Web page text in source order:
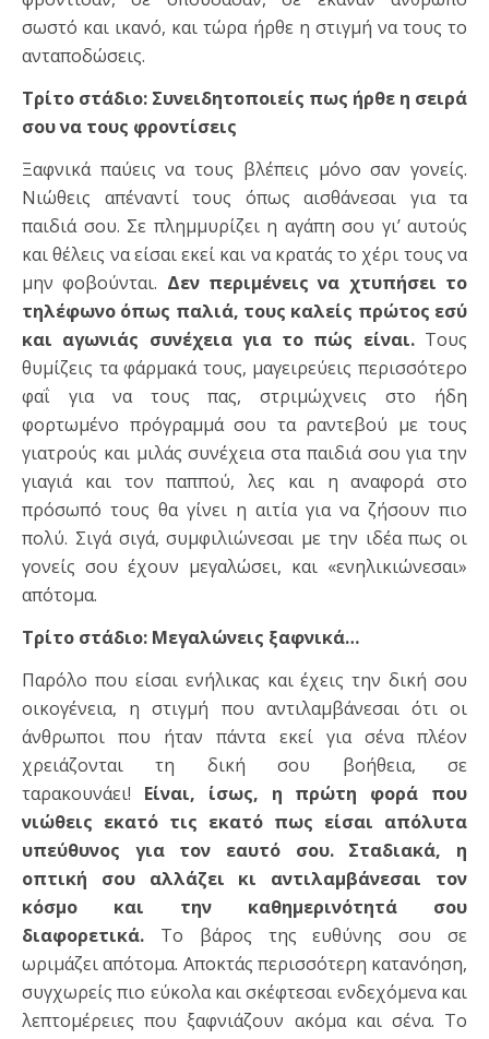
σωστό και ικανό, και τώρα ήρθε η στιγμή να τους το
ανταποδώσεις.
Τρίτο στάδιο: Συνειδητοποιείς πως ήρθε η σειρά
σου να τους φροντίσεις
Ξαφνικά παύεις να τους βλέπεις μόνο σαν γονείς.
Νιώθεις απέναντί τους όπως αισθάνεσαι για τα
παιδιά σου. Σε πλημμυρίζει η αγάπη σου γι’ αυτούς
και θέλεις να είσαι εκεί και να κρατάς το χέρι τους να
μην φοβούνται. Δεν περιμένεις να χτυπήσει το
τηλέφωνο όπως παλιά, τους καλείς πρώτος εσύ
και αγωνιάς συνέχεια για το πώς είναι.Τους
θυμίζεις τα φάρμακά τους, μαγειρεύεις περισσότερο
φαΐ για να τους πας, στριμώχνεις στο ήδη
φορτωμένο πρόγραμμά σου τα ραντεβού με τους
γιατρούς και μιλάς συνέχεια στα παιδιά σου για την
γιαγιά και τον παππού, λες και η αναφορά στο
πρόσωπό τους θα γίνει η αιτία για να ζήσουν πιο
πολύ. Σιγά σιγά, συμφιλιώνεσαι με την ιδέα πως οι
γονείς σου έχουν μεγαλώσει, και «ενηλικιώνεσαι»
απότομα.
Τρίτο στάδιο: Μεγαλώνεις ξαφνικά…
Παρόλο που είσαι ενήλικας και έχεις την δική σου
οικογένεια, η στιγμή που αντιλαμβάνεσαι ότι οι
άνθρωποι που ήταν πάντα εκεί για σένα πλέον
χρειάζονται τη δική σου βοήθεια, σε
ταρακουνάει! Είναι, ίσως, η πρώτη φορά που
νιώθεις εκατό τις εκατό πως είσαι απόλυτα
υπεύθυνος για τον εαυτό σου. Σταδιακά, η
οπτική σου αλλάζει κι αντιλαμβάνεσαι τον
κόσμο και την καθημερινότητά σου
διαφορετικά. Το βάρος της ευθύνης σου σε
ωριμάζει απότομα. Αποκτάς περισσότερη κατανόηση,
συγχωρείς πιο εύκολα και σκέφτεσαι ενδεχόμενα και
λεπτομέρειες που ξαφνιάζουν ακόμα και σένα. Το